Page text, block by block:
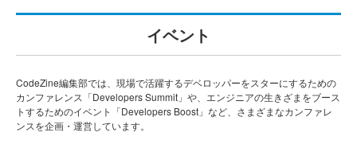
イベント
CodeZine編集部では、現場で活躍するデベロッパーをスターにするための
カンファレンス「Developers Summit」や、エンジニアの生きざまをブース
トするためのイベント「Developers Boost」など、さまざまなカンファレ
ンスを企画・運営しています。